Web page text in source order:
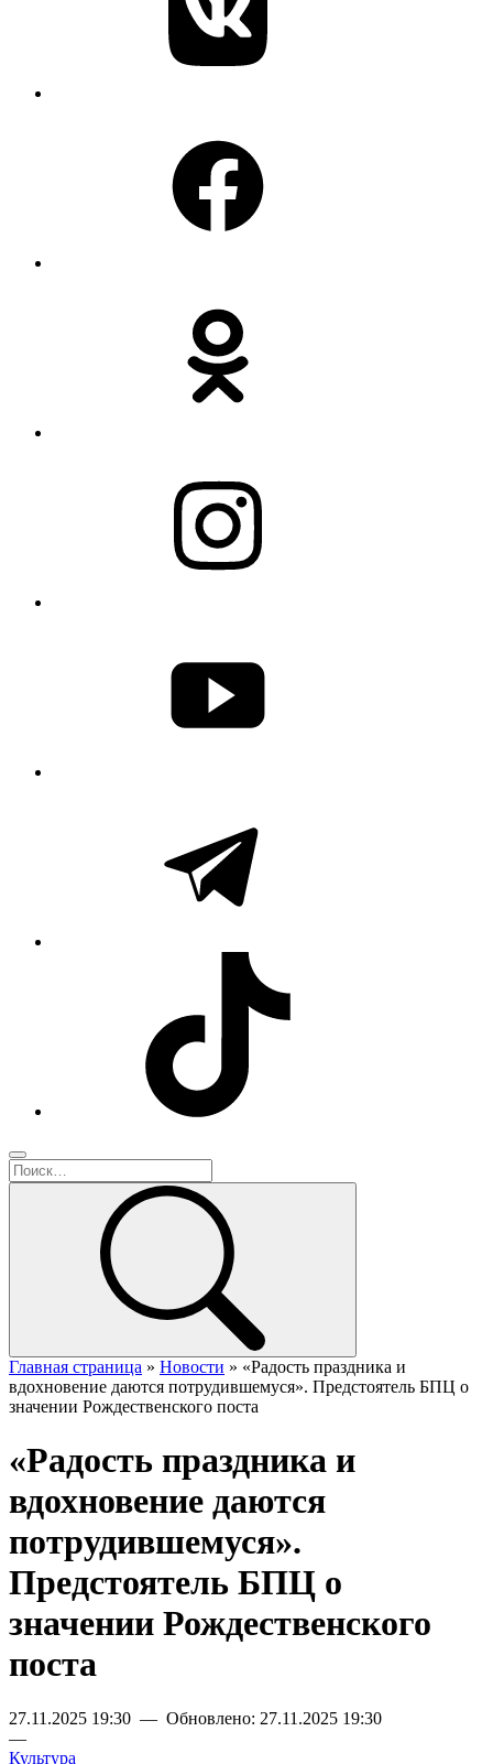
Главная страница » Новости » «Радость праздника и
вдохновение даются потрудившемуся». Предстоятель БПЦ о
значении Рождественского поста
«Радость праздника и
вдохновение даются
потрудившемуся».
Предстоятель БПЦ о
значении Рождественского
поста
27.11.2025 19:30 — Обновлено: 27.11.2025 19:30
—
Культура